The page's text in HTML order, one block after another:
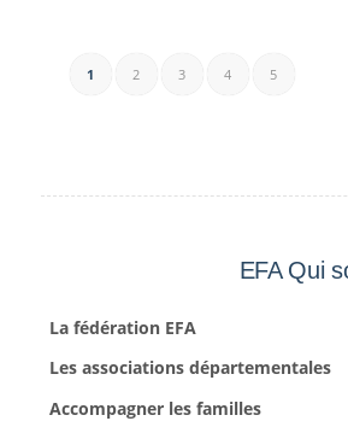
1 2 3 4 5
EFA Qui
La fédération EFA
Les associations départementales
Accompagner les familles